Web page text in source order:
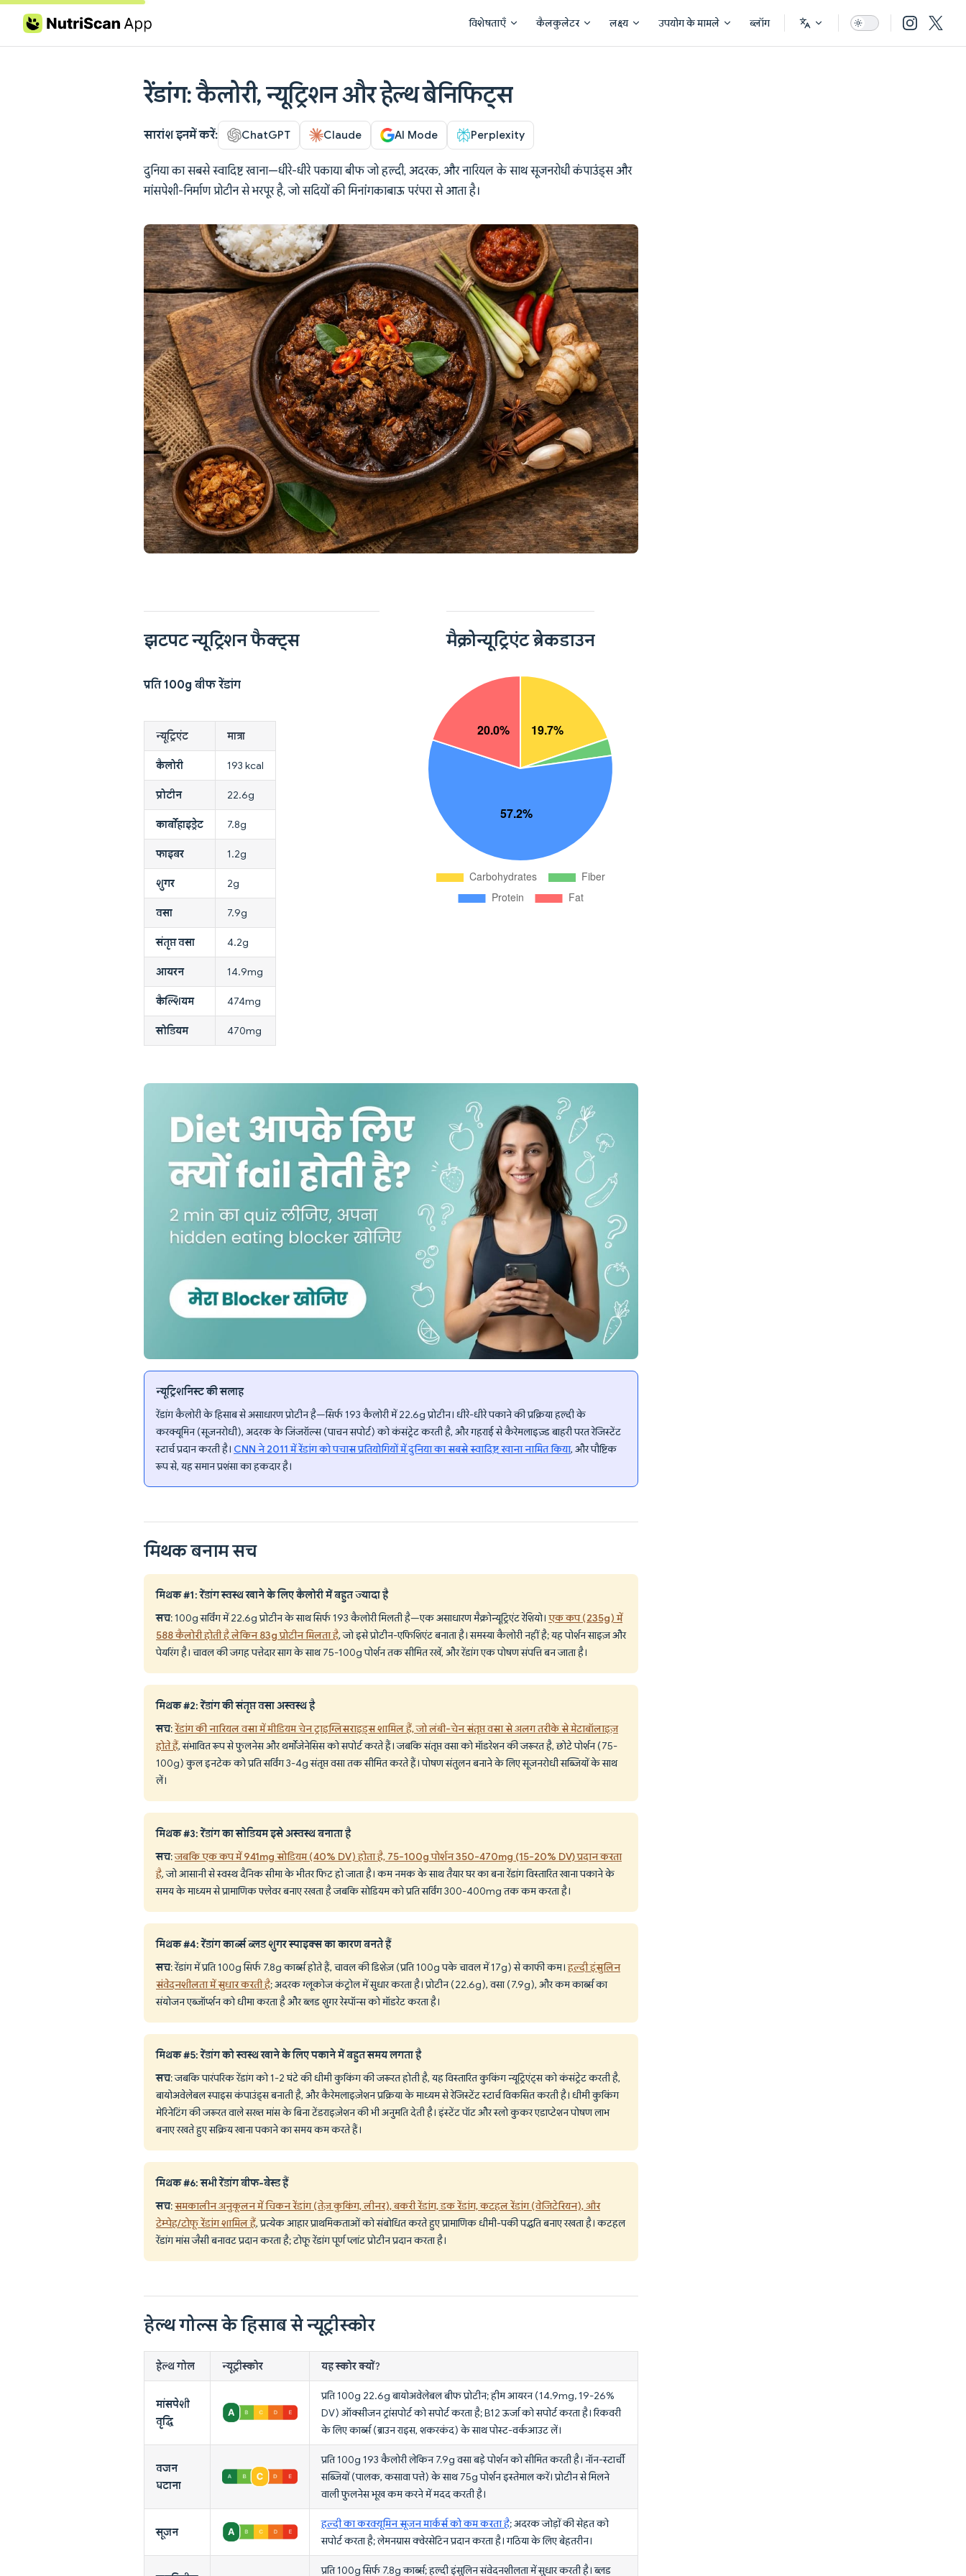
Skip to content विशेषताएँ कैलकुलेटर लक्ष्य उपयोग के मामले ब्लॉग
रेंडांग: कैलोरी, न्यूट्रिशन और हेल्थ बेनिफिट्स
सारांश इनमें करें: ChatGPT Claude AI Mode Perplexity
दुनिया का सबसे स्वादिष्ट खाना—धीरे-धीरे पकाया बीफ जो हल्दी, अदरक, और नारियल के साथ सूजनरोधी कंपाउंड्स और
मांसपेशी-निर्माण प्रोटीन से भरपूर है, जो सदियों की मिनांगकाबाऊ परंपरा से आता है।
झटपट न्यूट्रिशन फैक्ट्स
प्रति 100g बीफ रेंडांग
न्यूट्रिएंट मात्रा
कैलोरी 193 kcal
प्रोटीन 22.6g
कार्बोहाइड्रेट 7.8g
फाइबर 1.2g
शुगर 2g
वसा 7.9g
संतृप्त वसा 4.2g
आयरन 14.9mg
कैल्शियम 474mg
सोडियम 470mg
मैक्रोन्यूट्रिएंट ब्रेकडाउन
न्यूट्रिशनिस्ट की सलाह
रेंडांग कैलोरी के हिसाब से असाधारण प्रोटीन है—सिर्फ 193 कैलोरी में 22.6g प्रोटीन। धीरे-धीरे पकाने की प्रक्रिया हल्दी के
करक्यूमिन (सूजनरोधी), अदरक के जिंजरॉल्स (पाचन सपोर्ट) को कंसंट्रेट करती है, और गहराई से कैरेमलाइज़्ड बाहरी परत रेजिस्टेंट
स्टार्च प्रदान करती है। CNN ने 2011 में रेंडांग को पचास प्रतियोगियों में दुनिया का सबसे स्वादिष्ट खाना नामित किया, और पौष्टिक
रूप से, यह समान प्रशंसा का हकदार है।
मिथक बनाम सच
मिथक #1: रेंडांग स्वस्थ खाने के लिए कैलोरी में बहुत ज्यादा है
सच: 100g सर्विंग में 22.6g प्रोटीन के साथ सिर्फ 193 कैलोरी मिलती है—एक असाधारण मैक्रोन्यूट्रिएंट रेशियो। एक कप (235g) में
588 कैलोरी होती है लेकिन 83g प्रोटीन मिलता है, जो इसे प्रोटीन-एफिशिएंट बनाता है। समस्या कैलोरी नहीं है; यह पोर्शन साइज़ और
पेयरिंग है। चावल की जगह पत्तेदार साग के साथ 75-100g पोर्शन तक सीमित रखें, और रेंडांग एक पोषण संपत्ति बन जाता है।
मिथक #2: रेंडांग की संतृप्त वसा अस्वस्थ है
सच:रेंडांग की नारियल वसा में मीडियम चेन ट्राइग्लिसराइड्स शामिल हैं, जो लंबी-चेन संतृप्त वसा से अलग तरीके से मेटाबॉलाइज़
होते हैं, संभावित रूप से फुलनेस और थर्मोजेनेसिस को सपोर्ट करते हैं। जबकि संतृप्त वसा को मॉडरेशन की जरूरत है, छोटे पोर्शन (75-
100g) कुल इनटेक को प्रति सर्विंग 3-4g संतृप्त वसा तक सीमित करते हैं। पोषण संतुलन बनाने के लिए सूजनरोधी सब्जियों के साथ
लें।
मिथक #3: रेंडांग का सोडियम इसे अस्वस्थ बनाता है
सच:जबकि एक कप में 941mg सोडियम (40% DV) होता है, 75-100g पोर्शन 350-470mg (15-20% DV) प्रदान करता
है, जो आसानी से स्वस्थ दैनिक सीमा के भीतर फिट हो जाता है। कम नमक के साथ तैयार घर का बना रेंडांग विस्तारित खाना पकाने के
समय के माध्यम से प्रामाणिक फ्लेवर बनाए रखता है जबकि सोडियम को प्रति सर्विंग 300-400mg तक कम करता है।
मिथक #4: रेंडांग कार्ब्स ब्लड शुगर स्पाइक्स का कारण बनते हैं
सच: रेंडांग में प्रति 100g सिर्फ 7.8g कार्ब्स होते हैं, चावल की डिशेज़ (प्रति 100g पके चावल में 17g) से काफी कम।हल्दी इंसुलिन
संवेदनशीलता में सुधार करती है; अदरक ग्लूकोज कंट्रोल में सुधार करता है। प्रोटीन (22.6g), वसा (7.9g), और कम कार्ब्स का
संयोजन एब्जॉर्प्शन को धीमा करता है और ब्लड शुगर रेस्पॉन्स को मॉडरेट करता है।
मिथक #5: रेंडांग को स्वस्थ खाने के लिए पकाने में बहुत समय लगता है
सच: जबकि पारंपरिक रेंडांग को 1-2 घंटे की धीमी कुकिंग की जरूरत होती है, यह विस्तारित कुकिंग न्यूट्रिएंट्स को कंसंट्रेट करती है,
बायोअवेलेबल स्पाइस कंपाउंड्स बनाती है, और कैरेमलाइज़ेशन प्रक्रिया के माध्यम से रेजिस्टेंट स्टार्च विकसित करती है। धीमी कुकिंग
मेरिनेटिंग की जरूरत वाले सख्त मांस के बिना टेंडराइज़ेशन की भी अनुमति देती है। इंस्टेंट पॉट और स्लो कुकर एडाप्टेशन पोषण लाभ
बनाए रखते हुए सक्रिय खाना पकाने का समय कम करते हैं।
मिथक #6: सभी रेंडांग बीफ-बेस्ड हैं
सच:समकालीन अनुकूलन में चिकन रेंडांग (तेज़ कुकिंग, लीनर), बकरी रेंडांग, डक रेंडांग, कटहल रेंडांग (वेजिटेरियन), और
टेम्पेह/टोफू रेंडांग शामिल हैं, प्रत्येक आहार प्राथमिकताओं को संबोधित करते हुए प्रामाणिक धीमी-पकी पद्धति बनाए रखता है। कटहल
रेंडांग मांस जैसी बनावट प्रदान करता है; टोफू रेंडांग पूर्ण प्लांट प्रोटीन प्रदान करता है।
हेल्थ गोल्स के हिसाब से न्यूट्रीस्कोर
हेल्थ गोल न्यूट्रीस्कोर यह स्कोर क्यों?
मांसपेशी
वृद्धि
प्रति 100g 22.6g बायोअवेलेबल बीफ प्रोटीन; हीम आयरन (14.9mg, 19-26%
DV) ऑक्सीजन ट्रांसपोर्ट को सपोर्ट करता है; B12 ऊर्जा को सपोर्ट करता है। रिकवरी
के लिए कार्ब्स (ब्राउन राइस, शकरकंद) के साथ पोस्ट-वर्कआउट लें।
वजन
घटाना
प्रति 100g 193 कैलोरी लेकिन 7.9g वसा बड़े पोर्शन को सीमित करती है। नॉन-स्टार्ची
सब्जियों (पालक, कसावा पत्ते) के साथ 75g पोर्शन इस्तेमाल करें। प्रोटीन से मिलने
वाली फुलनेस भूख कम करने में मदद करती है।
सूजन
हल्दी का करक्यूमिन सूजन मार्कर्स को कम करता है; अदरक जोड़ों की सेहत को
सपोर्ट करता है; लेमनग्रास क्वेरसेटिन प्रदान करता है। गठिया के लिए बेहतरीन।
प्रति 100g सिर्फ 7.8g कार्ब्स; हल्दी इंसुलिन संवेदनशीलता में सुधार करती है। ब्लड